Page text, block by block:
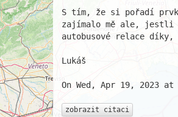
S tím, že si pořadí
zajímalo mě ale, jestli
autobusové relace
Lukáš
On Wed, Apr 19, 2023 at
zobrazit citaci